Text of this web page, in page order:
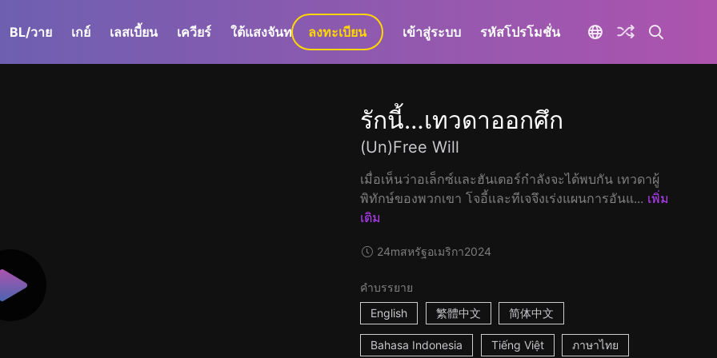
BL/วาย เกย์ เลสเบี้ยน เควียร์ ใต้แสงจันทร์ GaLa+
ลงทะเบียน เข้าสู่ระบบ รหัสโปรโมชั่น
รักนี้…เทวดาออกศึก
(Un)Free Will
เมื่อเห็นว่าอเล็กซ์และฮันเตอร์กำลังจะได้พบกัน เทวดาผู้
พิทักษ์ของพวกเขา โจอี้และทีเจจึงเร่งแผนการอันแ... เพิ่ม
เติม
24mสหรัฐอเมริกา2024
คำบรรยาย
English
繁體中文 简体中文
Bahasa Indonesia Tiếng Việt ภาษาไทย